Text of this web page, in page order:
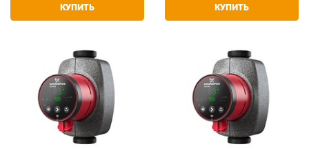
КУПИТЬ КУПИТЬ